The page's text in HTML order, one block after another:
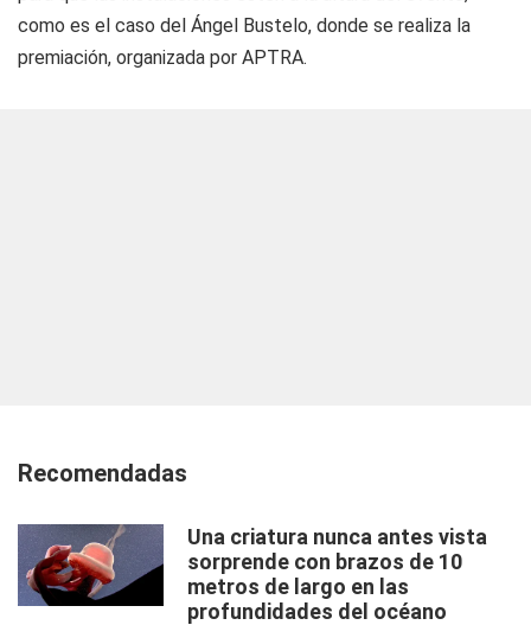
como es el caso del Ángel Bustelo, donde se realiza la
premiación, organizada por APTRA.
Recomendadas
Una criatura nunca antes vista
sorprende con brazos de 10
metros de largo en las
profundidades del océano